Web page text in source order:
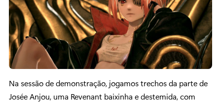
Na sessão de demonstração, jogamos trechos da parte de
Josée Anjou, uma Revenant baixinha e destemida, com